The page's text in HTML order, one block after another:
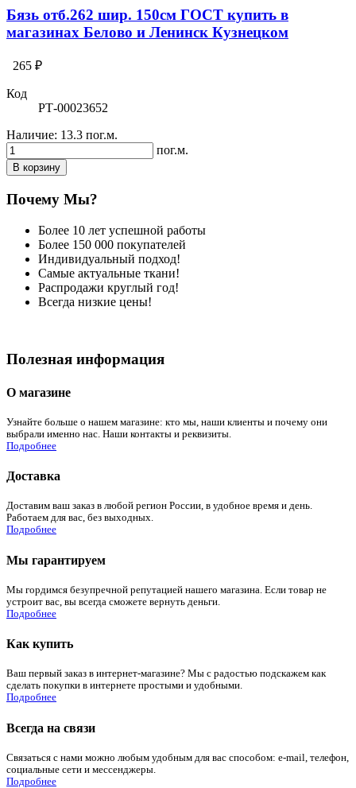
Бязь отб.262 шир. 150см ГОСТ купить в
магазинах Белово и Ленинск Кузнецком
265 ₽
Код
РТ-00023652
Наличие: 13.3 пог.м.
пог.м.
В корзину
Почему Мы?
Более 10 лет успешной работы
Более 150 000 покупателей
Индивидуальный подход!
Самые актуальные ткани!
Распродажи круглый год!
Всегда низкие цены!
Полезная информация
О магазине
Узнайте больше о нашем магазине: кто мы, наши клиенты и почему они
выбрали именно нас. Наши контакты и реквизиты.
Подробнее
Доставка
Доставим ваш заказ в любой регион России, в удобное время и день.
Работаем для вас, без выходных.
Подробнее
Мы гарантируем
Мы гордимся безупречной репутацией нашего магазина. Если товар не
устроит вас, вы всегда сможете вернуть деньги.
Подробнее
Как купить
Ваш первый заказ в интернет-магазине? Мы с радостью подскажем как
сделать покупки в интернете простыми и удобными.
Подробнее
Всегда на связи
Связаться с нами можно любым удобным для вас способом: e-mail, телефон,
социальные сети и мессенджеры.
Подробнее